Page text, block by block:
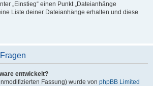
„Einstieg“ einen Punkt „Dateianhänge
Liste deiner Dateianhänge erhalten und diese
entwickelt?
Fassung) wurde von phpBB Limited